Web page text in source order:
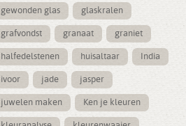
gewonden glas glaskralen
grafvondst granaat graniet
halfedelstenen huisaltaar India
ivoor jade jasper
juwelen maken Ken je kleuren